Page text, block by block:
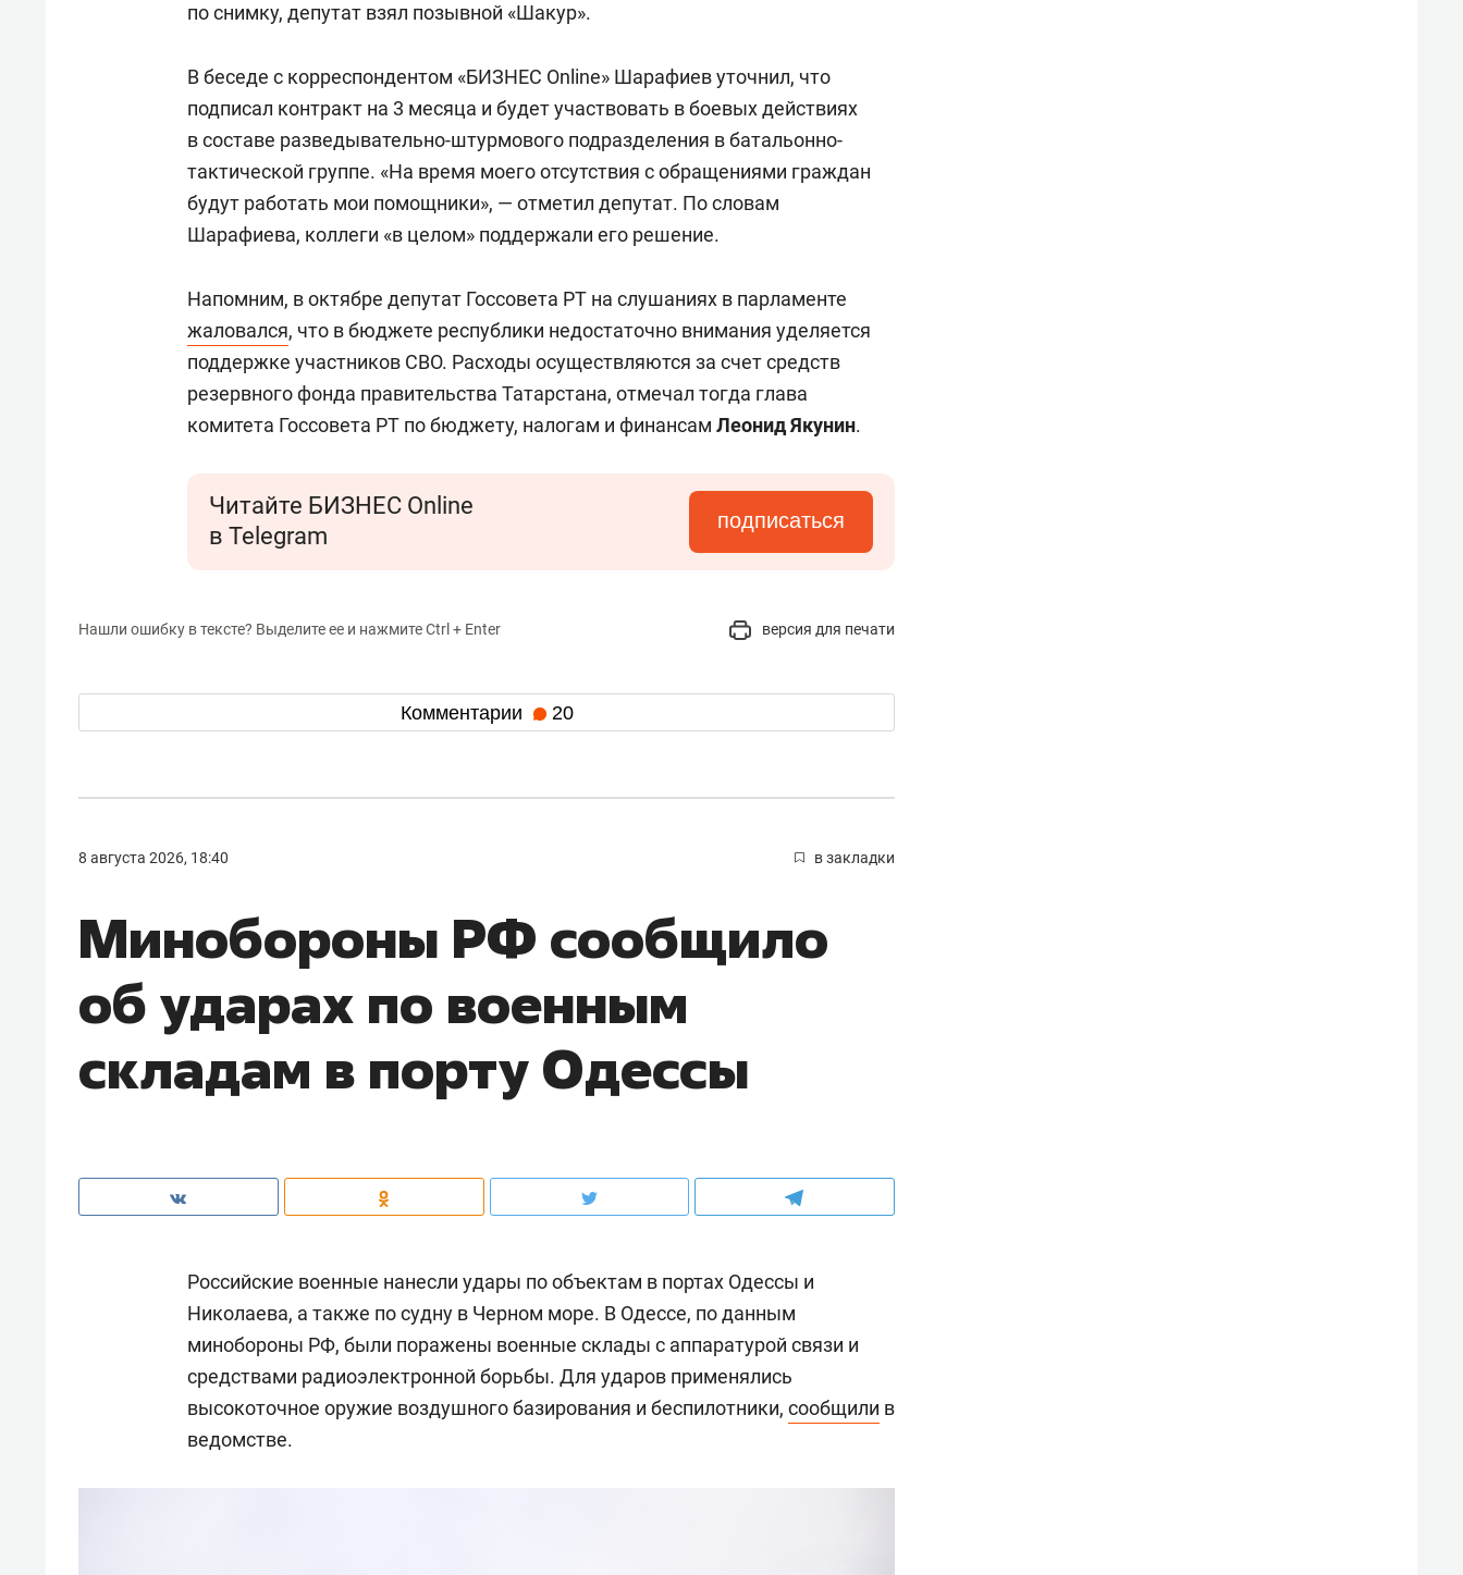
по снимку, депутат взял позывной «Шакур».
В беседе с корреспондентом «БИЗНЕС Online» Шарафиев уточнил, что
подписал контракт на 3 месяца и будет участвовать в боевых действиях
в составе разведывательно-штурмового подразделения в батальонно-
тактической группе. «На время моего отсутствия с обращениями граждан
будут работать мои помощники», — отметил депутат. По словам
Шарафиева, коллеги «в целом» поддержали его решение.
Напомним, в октябре депутат Госсовета РТ на слушаниях в парламенте
жаловался, что в бюджете республики недостаточно внимания уделяется
поддержке участников СВО. Расходы осуществляются за счет средств
резервного фонда правительства Татарстана, отмечал тогда глава
комитета Госсовета РТ по бюджету, налогам и финансам Леонид Якунин.
Читайте БИЗНЕС Online
в Telegram
подписаться
Нашли ошибку в тексте? Выделите ее и нажмите Ctrl + Enter версия для печати
Комментарии 20
8 августа 2026, 18:40 в закладки
Минобороны РФ сообщило
об ударах по военным
складам в порту Одессы
Российские военные нанесли удары по объектам в портах Одессы и
Николаева, а также по судну в Черном море. В Одессе, по данным
минобороны РФ, были поражены военные склады с аппаратурой связи и
средствами радиоэлектронной борьбы. Для ударов применялись
высокоточное оружие воздушного базирования и беспилотники, сообщили в
ведомстве.